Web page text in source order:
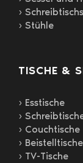
›
› Stühle
TISCHE &
› Esstische
›
› Couchtische
› Beistelltische
› TV-Tische